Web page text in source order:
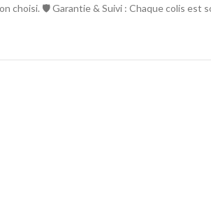
choisi. 🛡 Garantie & Suivi : Chaque colis